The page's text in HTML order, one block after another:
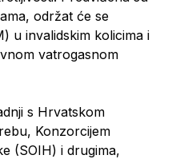
održat će se
u invalidskim kolicima i
vatrogasnom
s Hrvatskom
Konzorcijem
(SOIH) i drugima,